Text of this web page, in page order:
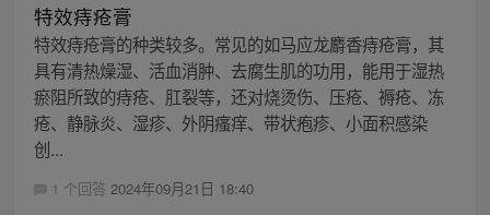
特效痔疮膏
特效痔疮膏的种类较多。常见的如马应龙麝香痔疮膏，其
具有清热燥湿、活血消肿、去腐生肌的功用，能用于湿热
瘀阻所致的痔疮、肛裂等，还对烧烫伤、压疮、褥疮、冻
疮、静脉炎、湿疹、外阴瘙痒、带状疱疹、小面积感染
创...
1 个回答 2024年09月21日 18:40